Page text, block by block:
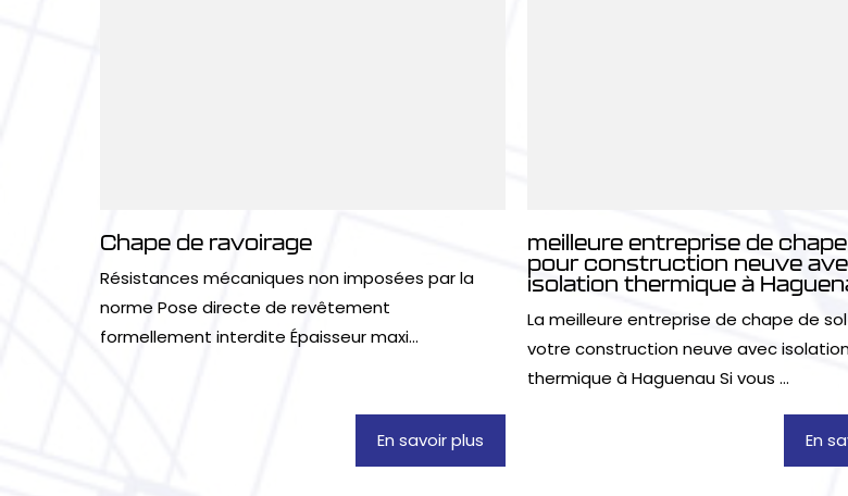
Chape de ravoirage
Résistances mécaniques non imposées par la
norme Pose directe de revêtement
formellement interdite Épaisseur maxi...
En savoir plus
meilleure entreprise de
pour construction neuve
isolation thermique à
La meilleure entreprise de chape de
votre construction neuve avec
thermique à Haguenau Si vous ...
En